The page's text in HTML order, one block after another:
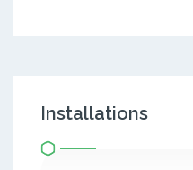
Installations